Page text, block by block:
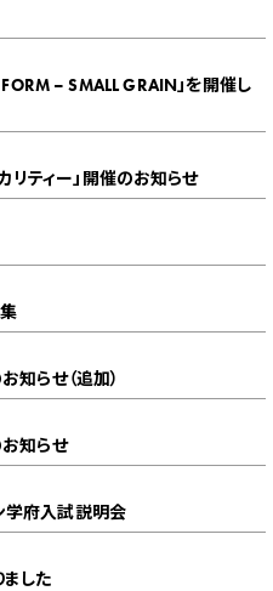
– SMALL GRAIN」を開催し
ティー」開催のお知らせ
知らせ（追加）
お知らせ
学府入試説明会
した